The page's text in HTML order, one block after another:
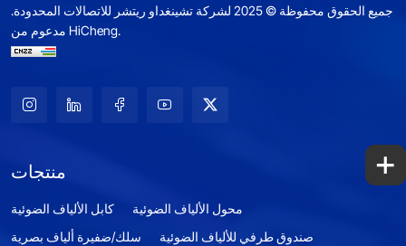
جميع الحقوق محفوظة © 2025 لشركة تشينغداو ريتشر للاتصالات المحدودة.
مدعوم من HiCheng.
منتجات
كابل الألياف الضوئية
محول الألياف الضوئية
سلك/ضفيرة ألياف بصرية
صندوق طرفي للألياف الضوئية
+